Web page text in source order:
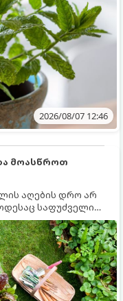
2026/08/07 12:46
მოასწროთ
აღების დრო არ
საფუძველი
ბაღი მზადდება
რომ
მცენარეებმა
5
მოასწროთ: